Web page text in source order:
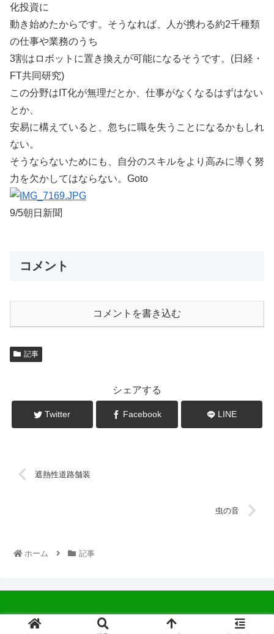
化投資に
動き始めたからです。そうなれば、人が携わる約2千種類
の仕事や業務のうち
3割はロボットに置き換えが可能になるそうです。(日経・
FT共同研究)
この分野はIT化が無理だとか、仕事がなくなるはずはない
とか、
安易に構えていると、忽ちに職を失うことになるかもしれ
ない。
そうならないためにも、自分のスキルをより高みに導く努
力を欠かしてはならない。Goto
9/5朝日新聞
コメント
コメントを書き込む
記事
シェアする
Twitter Facebook LINE
遮熱性道路舗装
虫の音
ホーム 記事
© 2022 中広会長ブログ.